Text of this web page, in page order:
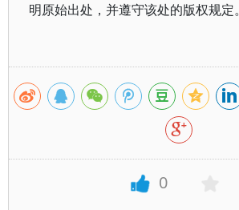
明原始出处，并遵守该处的版权规定。
0